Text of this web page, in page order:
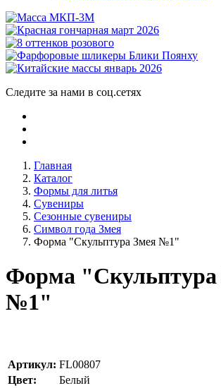
Следите за нами в соц.сетях
Главная
Каталог
Формы для литья
Сувениры
Сезонные сувениры
Символ года Змея
Форма "Скульптура Змея №1"
Форма "Скульптура
№1"
Артикул: FL00807
Цвет:
Белый